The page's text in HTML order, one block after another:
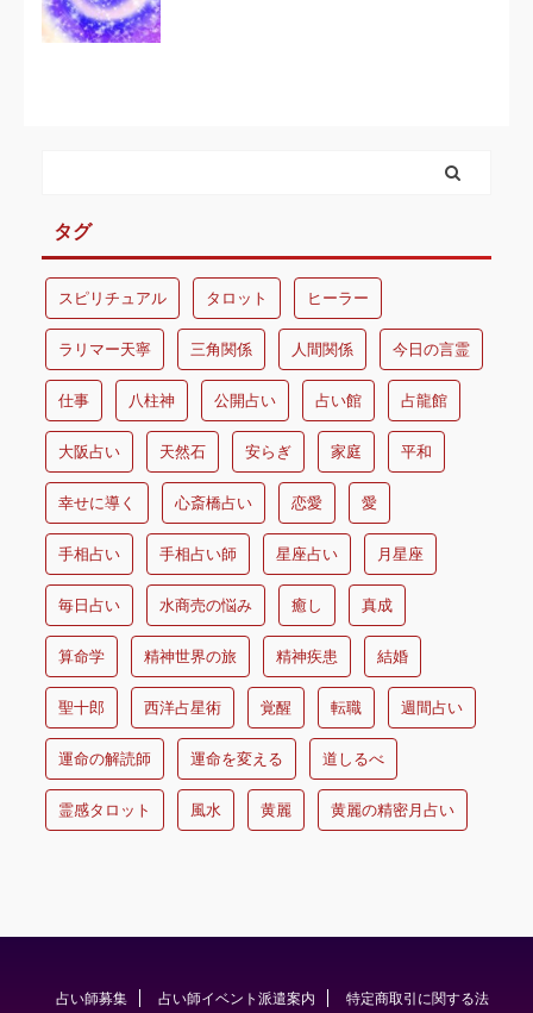
タグ
スピリチュアル タロット ヒーラー
ラリマー天寧 三角関係 人間関係 今日の言霊
仕事 八柱神 公開占い 占い館 占龍館
大阪占い 天然石 安らぎ 家庭 平和
幸せに導く 心斎橋占い 恋愛 愛
手相占い 手相占い師 星座占い 月星座
毎日占い 水商売の悩み 癒し 真成
算命学 精神世界の旅 精神疾患 結婚
聖十郎 西洋占星術 覚醒 転職 週間占い
運命の解読師 運命を変える 道しるべ
霊感タロット 風水 黄麗 黄麗の精密月占い
占い師募集 占い師イベント派遣案内 特定商取引に関する法